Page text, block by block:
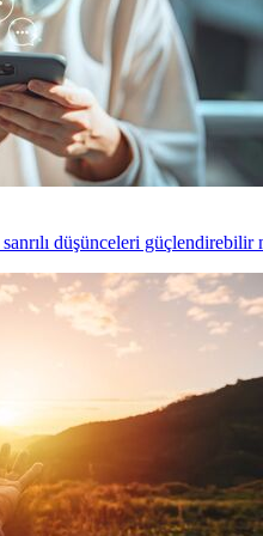
düşünceleri güçlendirebilir